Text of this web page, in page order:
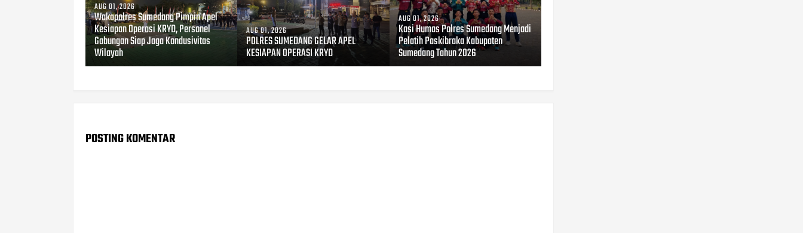
AUG 01, 2026
Wakapolres Sumedang Pimpin Apel
Kesiapan Operasi KRYD, Personel
Gabungan Siap Jaga Kondusivitas
Wilayah
AUG 01, 2026
POLRES SUMEDANG GELAR APEL
KESIAPAN OPERASI KRYD
AUG 01, 2026
Kasi Humas Polres Sumedang Menjadi
Pelatih Paskibraka Kabupaten
Sumedang Tahun 2026
POSTING KOMENTAR